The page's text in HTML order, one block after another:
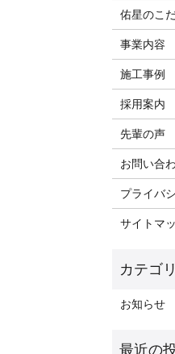
佑星のこ
事業内容
施工事例
採用案内
先輩の声
お問い合
プライバ
サイトマ
お知らせ